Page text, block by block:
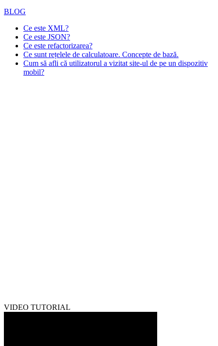
BLOG
Ce este XML?
Ce este JSON?
Ce este refactorizarea?
Ce sunt rețelele de calculatoare. Concepte de bază.
Cum să afli că utilizatorul a vizitat site-ul de pe un dispozitiv
mobil?
VIDEO TUTORIAL